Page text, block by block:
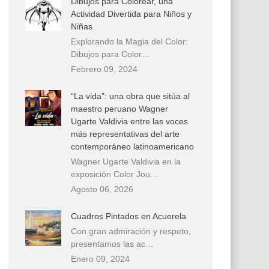
Actividad Divertida para Niños y
Niñas
Explorando la Magia del Color:
Dibujos para Color…
Febrero 09, 2024
“La vida”: una obra que sitúa al
maestro peruano Wagner
Ugarte Valdivia entre las voces
más representativas del arte
contemporáneo latinoamericano
Wagner Ugarte Valdivia en la
exposición Color Jou…
Agosto 06, 2026
Cuadros Pintados en Acuerela
Con gran admiración y respeto,
presentamos las ac…
Enero 09, 2024